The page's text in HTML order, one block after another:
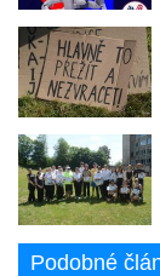
Podobné